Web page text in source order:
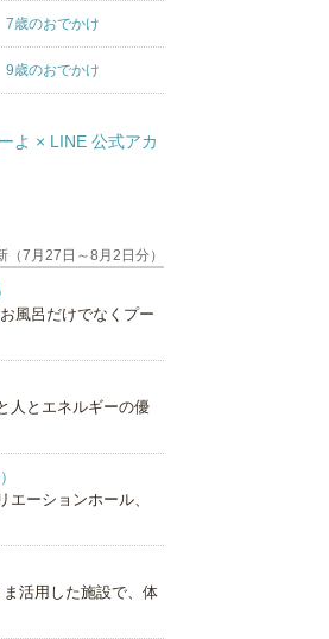
7歳のおでかけ
9歳のおでかけ
（7月27日～8月2日分）
風呂だけでなくプー
人とエネルギーの優
ーションホール、
活用した施設で、体